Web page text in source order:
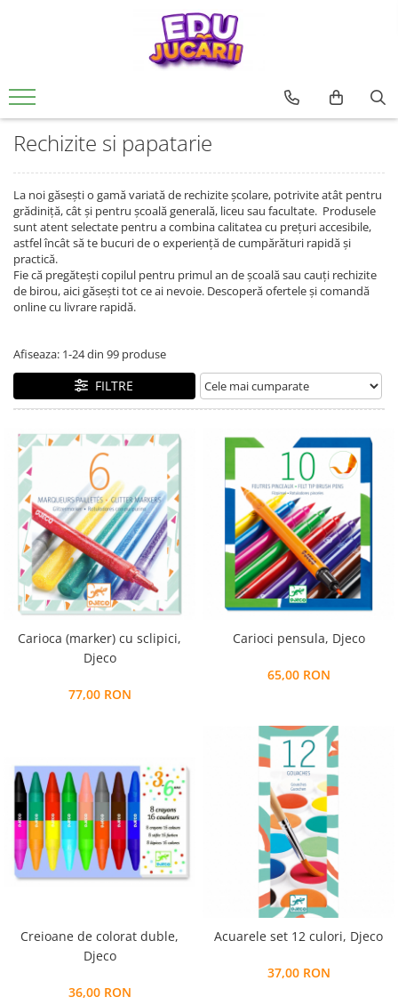
0 - 3 ani
3 - 6 ani
6 - 9 ani
9 - 12 ani
pentru FETE
pentru BAIETI
Jucarii si jocuri educative
Jucarii si activitati Montessori si
Jucarii din lemn
Jucarii educative
Jocuri de indemanare si
dexteritate
Jocuri de memorie, inteligenta si
asociere
Puzzle
Magnetic
Carton
Jucarii magnetice
Alfabet si matematica
Jocuri de memorie si inteligenta
Creative
Seturi de constructie
Pictura si desen
Jocuri de pescuit
Muzicale
Jocuri pentru margelit si siteruit
Jucarii antistres
LEGO
CARTI PENTRU COPII
Usborne
Editura Univers Enciclopedic
Colectia Unicornii magici
Colectia Ucenicul vrajitor
Colectia Hotii luminii
Colectia Tafiti – povești educative și
ilustrate pentru copii 5-7 ani
Colectia Cauta si Gaseste
Povesti diverse
Editura ALL
emotionala
Colectia Unchiul meu trăsnit, Genç
Osman Yavaș
Editura Litera
Editura Galaxia Copiilor
Colectia PIXI
Pisicile Războinice
Colectia Pia Papadia
Colectia Micul Paianjen Firicel
Atlase Enciclopedii
Papusi si accesorii
Ateliere si bancuri de lucru
Vehicule
Figurine
Set joaca doctor
Motrice si senzoriale
Dentitie
Centre de activitati
Antemergatoare si premergatoare
Cuburi si caramizi
Zornaitoare
Rechizite si papatarie
Rechizite Creative
Rechizite si papatarie
La noi găsești o gamă variată de rechizite școlare, potrivite atât pentru
grădiniță, cât și pentru școală generală, liceu sau facultate. Produsele
sunt atent selectate pentru a combina calitatea cu prețuri accesibile,
astfel încât să te bucuri de o experiență de cumpărături rapidă și
practică.
Fie că pregătești copilul pentru primul an de școală sau cauți rechizite
de birou, aici găsești tot ce ai nevoie. Descoperă ofertele și comandă
online cu livrare rapidă.
Afiseaza: 1-24din 99 produse
FILTRE
Carioca (marker) cu sclipici,
Djeco
77,00 RON
Carioci pensula, Djeco
65,00 RON
Creioane de colorat duble,
Djeco
36,00 RON
Acuarele set 12 culori, Djeco
37,00 RON